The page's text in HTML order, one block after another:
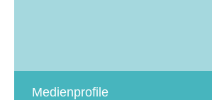
Medienprofile